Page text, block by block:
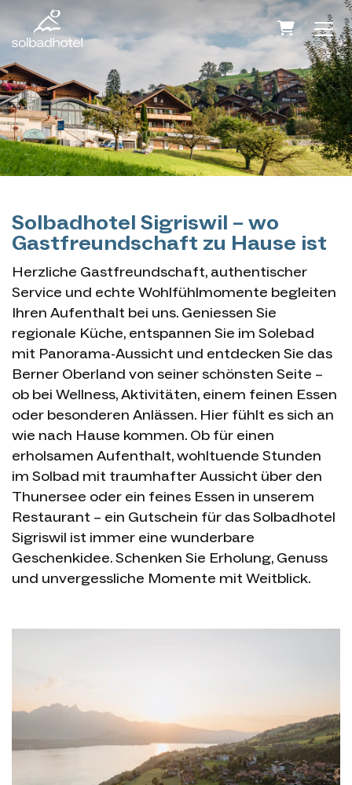
Solbadhotel Sigriswil – wo
Gastfreundschaft zu Hause ist
Herzliche Gastfreundschaft, authentischer
Service und echte Wohlfühlmomente begleiten
Ihren Aufenthalt bei uns. Geniessen Sie
regionale Küche, entspannen Sie im Solebad
mit Panorama-Aussicht und entdecken Sie das
Berner Oberland von seiner schönsten Seite –
ob bei Wellness, Aktivitäten, einem feinen Essen
oder besonderen Anlässen. Hier fühlt es sich an
wie nach Hause kommen. Ob für einen
erholsamen Aufenthalt, wohltuende Stunden
im Solbad mit traumhafter Aussicht über den
Thunersee oder ein feines Essen in unserem
Restaurant – ein Gutschein für das Solbadhotel
Sigriswil ist immer eine wunderbare
Geschenkidee. Schenken Sie Erholung, Genuss
und unvergessliche Momente mit Weitblick.